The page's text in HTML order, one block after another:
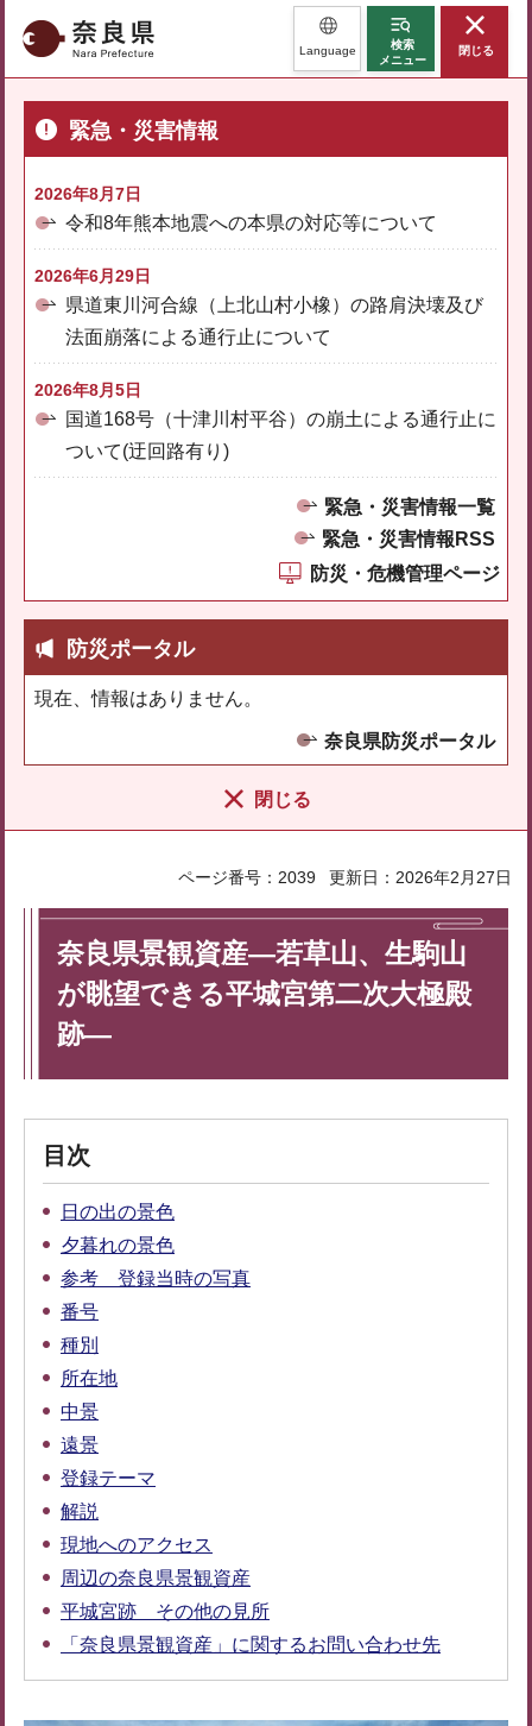
奈良県 Language
検索
メニュー
閉じる
緊急・災害情報
2026年8月7日
令和8年熊本地震への本県の対応等について
2026年6月29日
県道東川河合線（上北山村小橡）の路肩決壊及び
法面崩落による通行止について
2026年8月5日
国道168号（十津川村平谷）の崩土による通行止に
ついて(迂回路有り)
緊急・災害情報一覧
緊急・災害情報RSS
防災・危機管理ページ
防災ポータル
現在、情報はありません。
奈良県防災ポータル
閉じる
ページ番号：2039 更新日：2026年2月27日
奈良県景観資産―若草山、生駒山
が眺望できる平城宮第二次大極殿
跡―
目次
日の出の景色
夕暮れの景色
参考 登録当時の写真
番号
種別
所在地
中景
遠景
登録テーマ
解説
現地へのアクセス
周辺の奈良県景観資産
平城宮跡 その他の見所
「奈良県景観資産」に関するお問い合わせ先